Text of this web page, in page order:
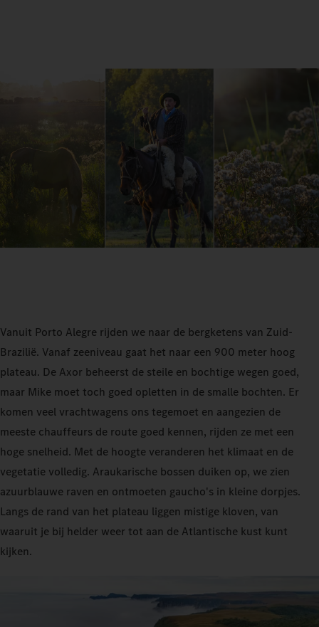
Vanuit Porto Alegre rijden we naar de bergketens van Zuid-
Brazilië. Vanaf zeeniveau gaat het naar een 900 meter hoog
plateau. De Axor beheerst de steile en bochtige wegen goed,
maar Mike moet toch goed opletten in de smalle bochten. Er
komen veel vrachtwagens ons tegemoet en aangezien de
meeste chauffeurs de route goed kennen, rijden ze met een
hoge snelheid. Met de hoogte veranderen het klimaat en de
vegetatie volledig. Araukarische bossen duiken op, we zien
azuurblauwe raven en ontmoeten gaucho's in kleine dorpjes.
Langs de rand van het plateau liggen mistige kloven, van
waaruit je bij helder weer tot aan de Atlantische kust kunt
kijken.